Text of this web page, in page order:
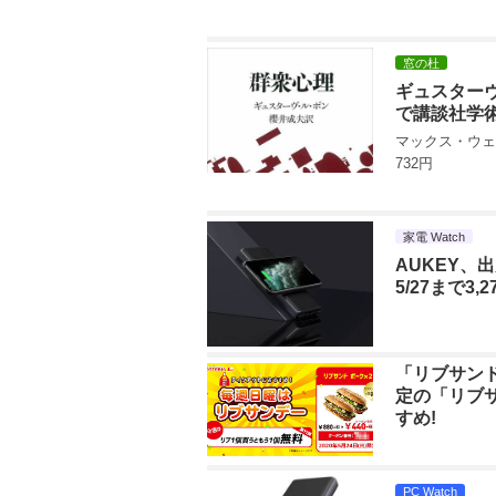
窓の杜
ギュスター
で講談社学
マックス・ウ
732円
家電 Watch
AUKEY、
5/27まで
「リブサ
定の「リブ
すめ!
PC Watch